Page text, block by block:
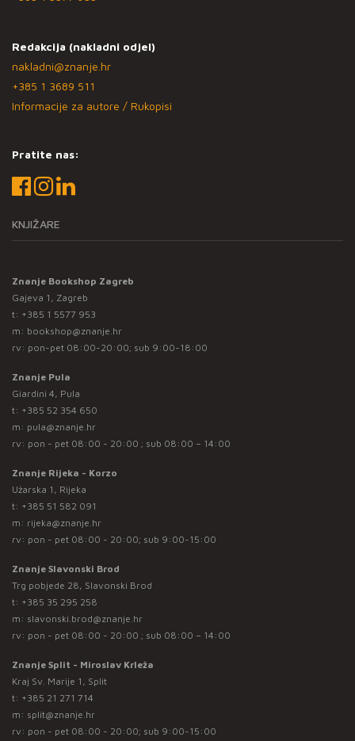
Redakcija (nakladni odjel)
nakladni@znanje.hr
+385 1 3689 511
Informacije za autore / Rukopisi
Pratite nas:
KNJIŽARE
Znanje Bookshop Zagreb
Gajeva 1, Zagreb
t: +385 1 5577 953
m: bookshop@znanje.hr
rv: pon-pet 08:00-20:00; sub 9:00-18:00
Znanje Pula
Giardini 4, Pula
t: +385 52 354 650
m: pula@znanje.hr
rv: pon - pet 08:00 - 20:00 ; sub 08:00 – 14:00
Znanje Rijeka - Korzo
Užarska 1, Rijeka
t: +385 51 582 091
m: rijeka@znanje.hr
rv: pon - pet 08:00 - 20:00; sub 9:00-15:00
Znanje Slavonski Brod
Trg pobjede 28, Slavonski Brod
t: +385 35 295 258
m: slavonski.brod@znanje.hr
rv: pon - pet 08:00 - 20:00 ; sub 08:00 – 14:00
Znanje Split - Miroslav Krleža
Kraj Sv. Marije 1, Split
t: +385 21 271 714
m: split@znanje.hr
rv: pon - pet 08:00 - 20:00; sub 9:00-15:00